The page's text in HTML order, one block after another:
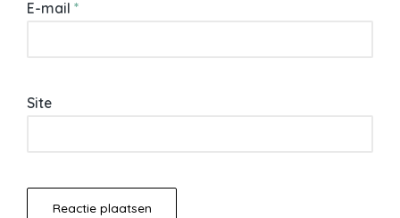
E-mail *
Site